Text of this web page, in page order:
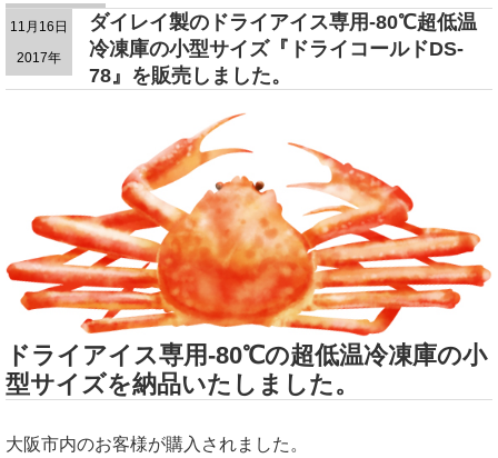
11月16日
2017年
ダイレイ製のドライアイス専用-80℃超低温
冷凍庫の小型サイズ『ドライコールドDS-
78』を販売しました。
ドライアイス専用-80℃の超低温冷凍庫の小
型サイズを納品いたしました。
大阪市内のお客様が購入されました。